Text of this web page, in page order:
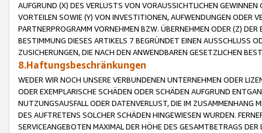
AUFGRUND (X) DES VERLUSTS VON VORAUSSICHTLICHEN
VORTEILEN SOWIE (Y) VON INVESTITIONEN, AUFWENDUNGEN ODER
PARTNERPROGRAMM VORNEHMEN BZW. ÜBERNEHMEN ODER (Z)
BESTIMMUNG DIESES ARTIKELS 7 BEGRÜNDET EINEN AUSSCHLUSS
ZUSICHERUNGEN, DIE NACH DEN ANWENDBAREN GESETZLICHEN
8.Haftungsbeschränkungen
WEDER WIR NOCH UNSERE VERBUNDENEN UNTERNEHMEN ODER
ODER EXEMPLARISCHE SCHÄDEN ODER SCHÄDEN AUFGRUND
NUTZUNGSAUSFALL ODER DATENVERLUST, DIE IM ZUSAMMENHANG
DES AUFTRETENS SOLCHER SCHÄDEN HINGEWIESEN WURDEN.
SERVICEANGEBOTEN MAXIMAL DER HÖHE DES GESAMTBETRAGS